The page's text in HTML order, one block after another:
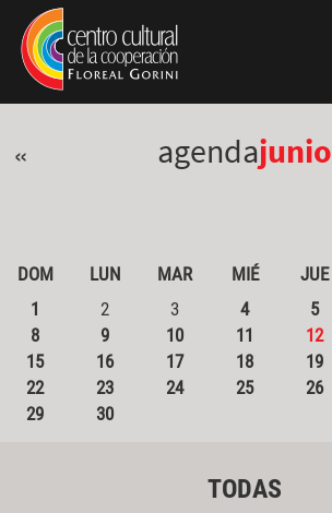
Pasar al contenido principal
Jump to main content
« agendajunio
DOM LUN MAR MIÉ JUE
1
2 3 4 5
8
9 10 11 12
15
16 17 18 19
22
23 24 25 26
29
30
TODAS